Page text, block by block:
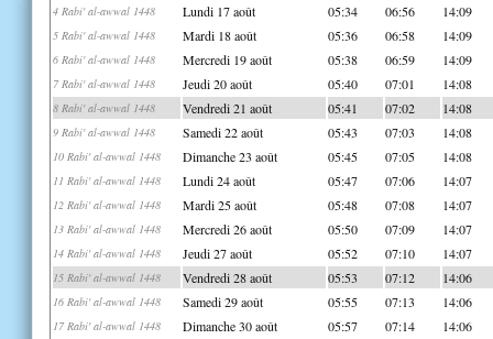
4 Rabi' al-awwal 1448 Lundi 17 août 05:34 06:56 14:09
5 Rabi' al-awwal 1448 Mardi 18 août 05:36 06:58 14:09
6 Rabi' al-awwal 1448 Mercredi 19 août 05:38 06:59 14:09
7 Rabi' al-awwal 1448 Jeudi 20 août 05:40 07:01 14:08
8 Rabi' al-awwal 1448 Vendredi 21 août 05:41 07:02 14:08
9 Rabi' al-awwal 1448 Samedi 22 août 05:43 07:03 14:08
10 Rabi' al-awwal 1448 Dimanche 23 août 05:45 07:05 14:08
11 Rabi' al-awwal 1448 Lundi 24 août 05:47 07:06 14:07
12 Rabi' al-awwal 1448 Mardi 25 août 05:48 07:08 14:07
13 Rabi' al-awwal 1448 Mercredi 26 août 05:50 07:09 14:07
14 Rabi' al-awwal 1448 Jeudi 27 août 05:52 07:10 14:07
15 Rabi' al-awwal 1448 Vendredi 28 août 05:53 07:12 14:06
16 Rabi' al-awwal 1448 Samedi 29 août 05:55 07:13 14:06
17 Rabi' al-awwal 1448 Dimanche 30 août 05:57 07:14 14:06